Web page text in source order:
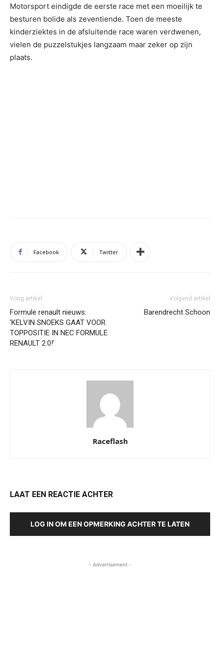
Motorsport eindigde de eerste race met een moeilijk te
besturen bolide als zeventiende. Toen de meeste
kinderziektes in de afsluitende race waren verdwenen,
vielen de puzzelstukjes langzaam maar zeker op zijn
plaats.
Facebook Twitter
Vorig artikel
Formule renault nieuws:
‘KELVIN SNOEKS GAAT VOOR
TOPPOSITIE IN NEC FORMULE
RENAULT 2.0!’
Volgend artikel
Barendrecht Schoon
Raceflash
LAAT EEN REACTIE ACHTER
LOG IN OM EEN OPMERKING ACHTER TE LATEN
- Advertisement -